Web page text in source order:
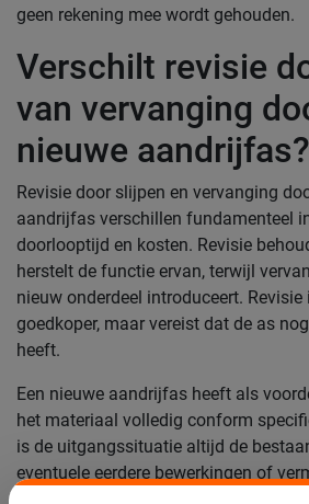
geen rekening mee wordt gehouden.
Verschilt revisie
van vervanging
nieuwe aandrijfas?
Revisie door slijpen en vervanging
aandrijfas verschillen fundamenteel
doorlooptijd en kosten. Revisie
herstelt de functie ervan, terwijl
nieuw onderdeel introduceert. Revisie
goedkoper, maar vereist dat de as
heeft.
Een nieuwe aandrijfas heeft als
het materiaal volledig conform
is de uitgangssituatie altijd de
eventuele eerdere bewerkingen of